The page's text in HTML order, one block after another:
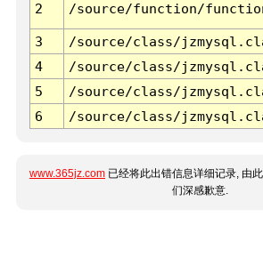
2 /source/function/
3 /source/class/
4
/source/class/
5
/source/class/
6
/source/class/
www.365jz.com 已经将此出错信息详细记录, 由
们深感歉意.